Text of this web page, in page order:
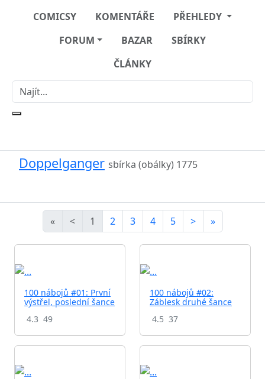
COMICSY KOMENTÁŘE
PŘEHLEDY
FORUM
BAZAR
SBÍRKY
ČLÁNKY
Doppelganger sbírka (obálky) 1775
« < 1 2 3 4 5 > »
100 nábojů #01: První
výstřel, poslední šance
4.3 49
100 nábojů #02:
Záblesk druhé šance
4.5 37